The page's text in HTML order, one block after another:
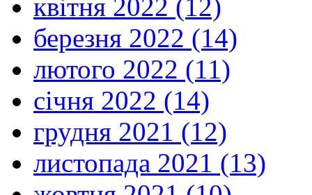
квітня 2022 (12)
березня 2022 (14)
лютого 2022 (11)
січня 2022 (14)
грудня 2021 (12)
листопада 2021 (13)